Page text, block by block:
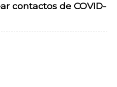
contactos de COVID-